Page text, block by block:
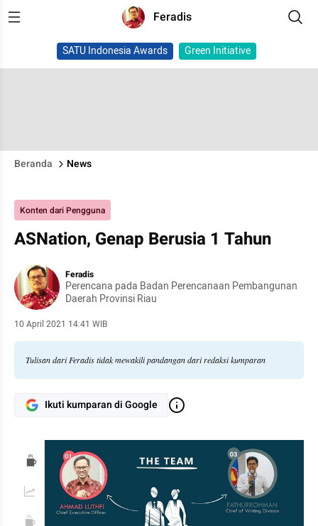
Feradis
SATU Indonesia Awards Green Initiative
Beranda News
Konten dari Pengguna
ASNation, Genap Berusia 1 Tahun
Feradis
Perencana pada Badan Perencanaan Pembangunan
Daerah Provinsi Riau
10 April 2021 14:41 WIB
Tulisan dari Feradis tidak mewakili pandangan dari redaksi kumparan
Ikuti kumparan di Google